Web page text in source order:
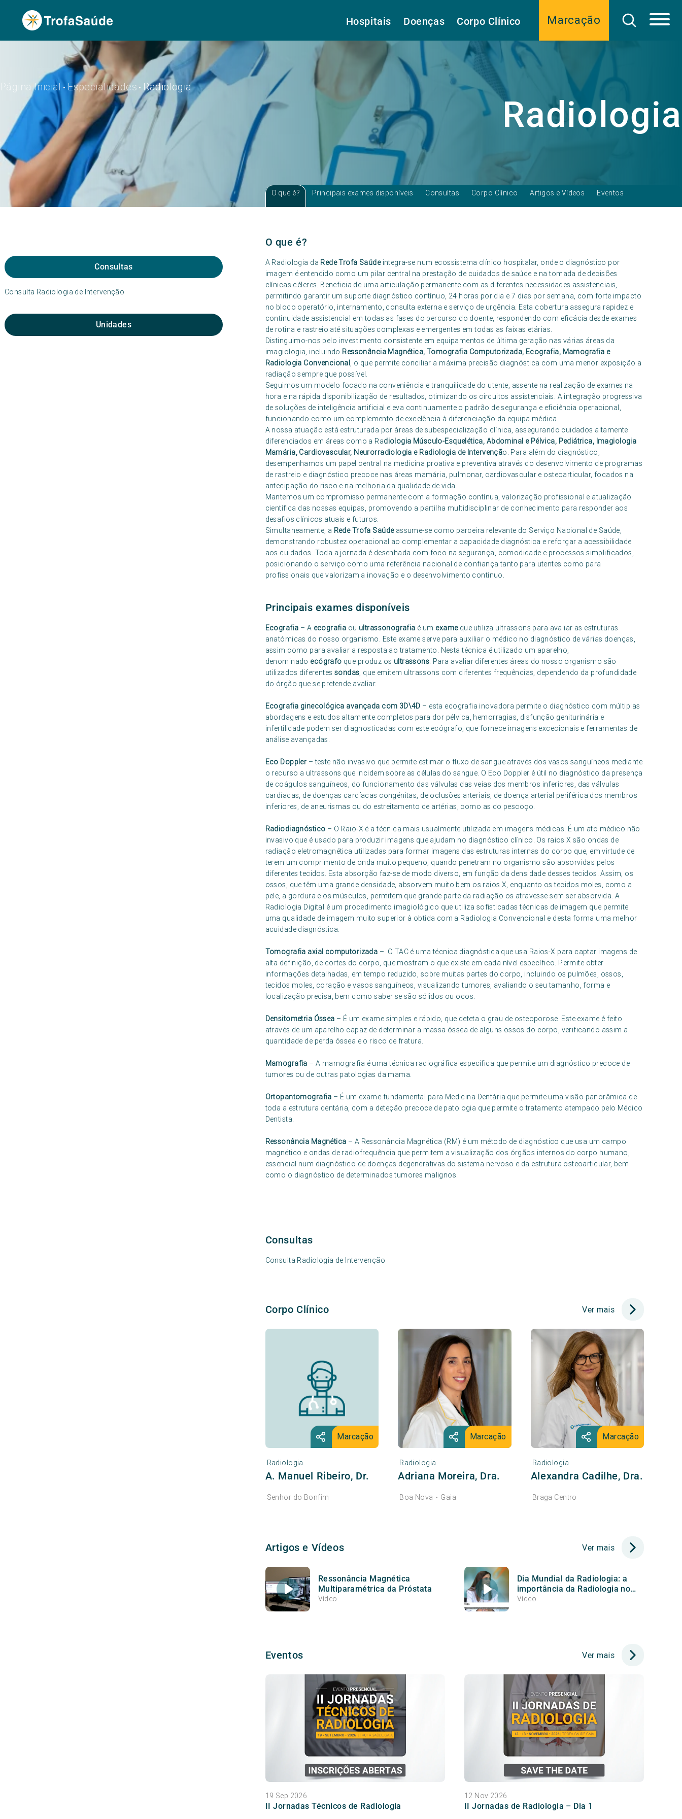
Marcação
Hospitais Doenças Corpo Clínico
Página Inicial • Especialidades • Radiologia
Radiologia
Consultas
Consulta Radiologia de Intervenção
Unidades
O que é? Principais exames disponíveis Consultas Corpo Clínico Artigos e Vídeos Eventos
O que é?
A Radiologia da Rede Trofa Saúdeintegra-se num ecossistema clínico hospitalar, onde o diagnóstico por
imagem é entendido como um pilar central na prestação de cuidados de saúde e na tomada de decisões
clínicas céleres. Beneficia de uma articulação permanente com as diferentes necessidades assistenciais,
permitindo garantir um suporte diagnóstico contínuo, 24 horas por dia e 7 dias por semana, com forte impacto
no bloco operatório, internamento, consulta externa e serviço de urgência. Esta cobertura assegura rapidez e
continuidade assistencial em todas as fases do percurso do doente, respondendo com eficácia desde exames
de rotina e rastreio até situações complexas e emergentes em todas as faixas etárias.
Distinguimo-nos pelo investimento consistente em equipamentos de última geração nas várias áreas da
imagiologia, incluindo Ressonância Magnética, Tomografia Computorizada, Ecografia, Mamografia e
Radiologia Convencional, o que permite conciliar a máxima precisão diagnóstica com uma menor exposição a
radiação sempre que possível.
Seguimos um modelo focado na conveniência e tranquilidade do utente, assente na realização de exames na
hora e na rápida disponibilização de resultados, otimizando os circuitos assistenciais. A integração progressiva
de soluções de inteligência artificial eleva continuamente o padrão de segurança e eficiência operacional,
funcionando como um complemento de excelência à diferenciação da equipa médica.
A nossa atuação está estruturada por áreas de subespecialização clínica, assegurando cuidados altamente
diferenciados em áreas como a Radiologia Músculo-Esquelética, Abdominal e Pélvica, Pediátrica, Imagiologia
Mamária, Cardiovascular, Neurorradiologia e Radiologia de Intervenção. Para além do diagnóstico,
desempenhamos um papel central na medicina proativa e preventiva através do desenvolvimento de programas
de rastreio e diagnóstico precoce nas áreas mamária, pulmonar, cardiovascular e osteoarticular, focados na
antecipação do risco e na melhoria da qualidade de vida.
Mantemos um compromisso permanente com a formação contínua, valorização profissional e atualização
científica das nossas equipas, promovendo a partilha multidisciplinar de conhecimento para responder aos
desafios clínicos atuais e futuros.
Simultaneamente, a Rede Trofa Saúdeassume-se como parceira relevante do Serviço Nacional de Saúde,
demonstrando robustez operacional ao complementar a capacidade diagnóstica e reforçar a acessibilidade
aos cuidados. Toda a jornada é desenhada com foco na segurança, comodidade e processos simplificados,
posicionando o serviço como uma referência nacional de confiança tanto para utentes como para
profissionais que valorizam a inovação e o desenvolvimento contínuo.
Principais exames disponíveis
Ecografia – A ecografia ou ultrassonografia é um exameque utiliza ultrassons para avaliar as estruturas
anatómicas do nosso organismo. Este exame serve para auxiliar o médico no diagnóstico de várias doenças,
assim como para avaliar a resposta ao tratamento. Nesta técnica é utilizado um aparelho,
denominado ecógrafo que produz os ultrassons. Para avaliar diferentes áreas do nosso organismo são
utilizados diferentes sondas, que emitem ultrassons com diferentes frequências, dependendo da profundidade
do órgão que se pretende avaliar.
Ecografia ginecológica avançada com 3D\4D – esta ecografia inovadora permite o diagnóstico com múltiplas
abordagens e estudos altamente completos para dor pélvica, hemorragias, disfunção geniturinária e
infertilidade podem ser diagnosticadas com este ecógrafo, que fornece imagens excecionais e ferramentas de
análise avançadas.
Eco Doppler – teste não invasivo que permite estimar o fluxo de sangue através dos vasos sanguíneos mediante
o recurso a ultrassons que incidem sobre as células do sangue. O Eco Doppler é útil no diagnóstico da presença
de coágulos sanguíneos, do funcionamento das válvulas das veias dos membros inferiores, das válvulas
cardíacas, de doenças cardíacas congénitas, de oclusões arteriais, de doença arterial periférica dos membros
inferiores, de aneurismas ou do estreitamento de artérias, como as do pescoço.
Radiodiagnóstico – O Raio-X é a técnica mais usualmente utilizada em imagens médicas. É um ato médico não
invasivo que é usado para produzir imagens que ajudam no diagnóstico clínico. Os raios X são ondas de
radiação eletromagnética utilizadas para formar imagens das estruturas internas do corpo que, em virtude de
terem um comprimento de onda muito pequeno, quando penetram no organismo são absorvidas pelos
diferentes tecidos. Esta absorção faz-se de modo diverso, em função da densidade desses tecidos. Assim, os
ossos, que têm uma grande densidade, absorvem muito bem os raios X, enquanto os tecidos moles, como a
pele, a gordura e os músculos, permitem que grande parte da radiação os atravesse sem ser absorvida. A
Radiologia Digital é um procedimento imagiológico que utiliza sofisticadas técnicas de imagem que permite
uma qualidade de imagem muito superior à obtida com a Radiologia Convencional e desta forma uma melhor
acuidade diagnóstica.
Tomografia axial computorizada – O TAC é uma técnica diagnóstica que usa Raios-X para captar imagens de
alta definição, de cortes do corpo, que mostram o que existe em cada nível específico. Permite obter
informações detalhadas, em tempo reduzido, sobre muitas partes do corpo, incluindo os pulmões, ossos,
tecidos moles, coração e vasos sanguíneos, visualizando tumores, avaliando o seu tamanho, forma e
localização precisa, bem como saber se são sólidos ou ocos.
Densitometria Óssea – É um exame simples e rápido, que deteta o grau de osteoporose. Este exame é feito
através de um aparelho capaz de determinar a massa óssea de alguns ossos do corpo, verificando assim a
quantidade de perda óssea e o risco de fratura.
Mamografia – A mamografia é uma técnica radiográfica específica que permite um diagnóstico precoce de
tumores ou de outras patologias da mama.
Ortopantomografia – É um exame fundamental para Medicina Dentária que permite uma visão panorâmica de
toda a estrutura dentária, com a deteção precoce de patologia que permite o tratamento atempado pelo Médico
Dentista.
Ressonância Magnética – A Ressonância Magnética (RM) é um método de diagnóstico que usa um campo
magnético e ondas de radiofrequência que permitem a visualização dos órgãos internos do corpo humano,
essencial num diagnóstico de doenças degenerativas do sistema nervoso e da estrutura osteoarticular, bem
como o diagnóstico de determinados tumores malignos.
Consultas
Consulta Radiologia de Intervenção
Corpo Clínico Ver mais
Marcação
Radiologia
A. Manuel Ribeiro, Dr.
Senhor do Bonfim
Marcação
Radiologia
Adriana Moreira, Dra.
Boa Nova • Gaia
Marcação
Radiologia
Alexandra Cadilhe, Dra.
Braga Centro
Artigos e Vídeos Ver mais
Ressonância Magnética
Multiparamétrica da Próstata
Vídeo
Dia Mundial da Radiologia: a
importância da Radiologia no
diagnóstico | Dr.ª Catarina
Vídeo
Eventos Ver mais
19 Sep 2026
II Jornadas Técnicos de Radiologia
12 Nov 2026
II Jornadas de Radiologia – Dia 1